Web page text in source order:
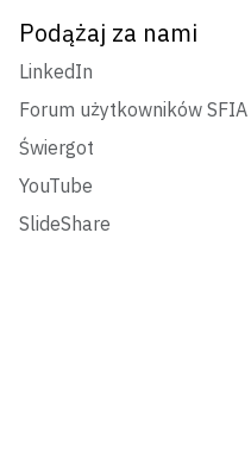
Podążaj za nami
LinkedIn
Forum użytkowników SFIA
Świergot
YouTube
SlideShare